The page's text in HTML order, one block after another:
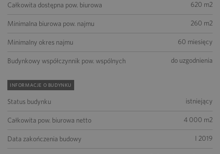
Całkowita dostępna pow. biurowa 620 m2
Minimalna biurowa pow. najmu 260 m2
Minimalny okres najmu 60 miesięcy
Budynkowy współczynnik pow. wspólnych do uzgodnienia
INFORMACJE O BUDYNKU
Status budynku istniejący
Całkowita pow. biurowa netto 4 000 m2
Data zakończenia budowy I 2019